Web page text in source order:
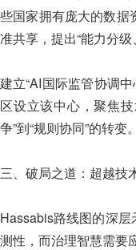
些国家拥有庞大的数据
准共享，提出“能力分
建立“AI国际监管协调
区设立该中心，聚焦
争”到“规则协同”的转变。
三、破局之道：超越技
Hassabis路线图的深
测性，而治理智慧需要